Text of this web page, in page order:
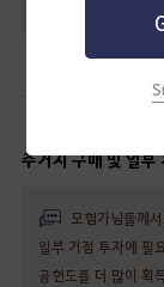
주거지 구매 및 일부
모험가님들께
일부 거점 투자에 필
공헌도를 더 많이 획